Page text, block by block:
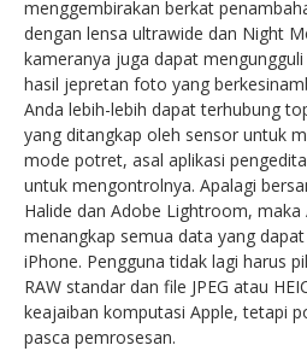
menggembirakan berkat
dengan lensa ultrawide dan Night
kameranya juga dapat
hasil jepretan foto yang
Anda lebih-lebih dapat terhubung
yang ditangkap oleh sensor untuk
mode potret, asal aplikasi
untuk mengontrolnya. Apalagi
Halide dan Adobe Lightroom,
menangkap semua data yang
iPhone. Pengguna tidak lagi harus
RAW standar dan file JPEG atau
keajaiban komputasi Apple, tetapi
pasca pemrosesan.